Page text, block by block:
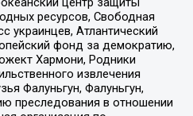
ресурсов, Свободная
украинцев, Атлантический
фонд за демократию,
Хармони, Родники
извлечения
Фалуньгун, Фалуньгун,
преследования в отношении